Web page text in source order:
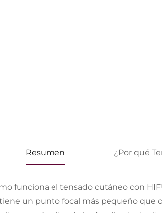
Resumen ¿Por qué
funciona el tensado cutáneo con
un punto focal más pequeño que